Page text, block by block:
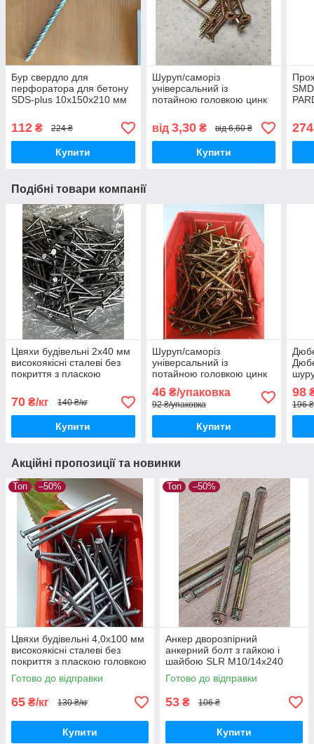
Бур свердло для
перфоратора для бетону
SDS-plus 10х150х210 мм
112 ₴ 224 ₴
Купити
Шуруп/саморіз
універсальний із
потайною головкою цинк
7997ост 1145-80
від 3,30₴ від 6,60 ₴
Купити
274
Подібні товари компанії
Цвяхи будівельні 2х40 мм
високоякісні сталеві без
покриття з пласкою
стержень DIN 1151
70 ₴/кг 140 ₴/кг
Купити
Шуруп/саморіз
універсальний із
потайною головкою цинк
Гост 1145-80 упаковка 100
Шт
46₴/упаковка
92 ₴/упаковка
Купити
98
196
Акційні пропозиції та новинки
Топ –50%
Цвяхи будівельні 4,0х100 мм
високоякісні сталеві без
покриття з пласкою головкою
гладкий стержень DIN 1151
Готово до відправки
65 ₴/кг 130 ₴/кг
Купити
Топ –50%
Анкер дворозпірний
анкерний болт з гайкою і
шайбою SLR М10/14х240
сталевий жовтий цинк
Готово до відправки
53 ₴ 106 ₴
Купити